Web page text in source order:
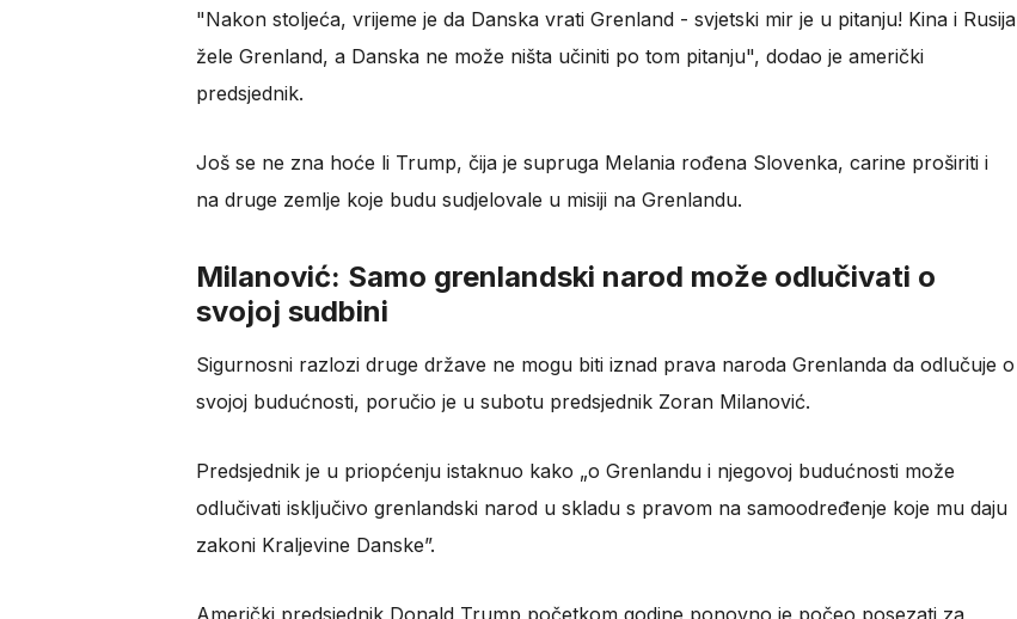
"Nakon stoljeća, vrijeme je da Danska vrati Grenland - svjetski mir je u pitanju! Kina i Rusija
žele Grenland, a Danska ne može ništa učiniti po tom pitanju", dodao je američki
predsjednik.
Još se ne zna hoće li Trump, čija je supruga Melania rođena Slovenka, carine proširiti i
na druge zemlje koje budu sudjelovale u misiji na Grenlandu.
Milanović: Samo grenlandski narod može odlučivati o
svojoj sudbini
Sigurnosni razlozi druge države ne mogu biti iznad prava naroda Grenlanda da odlučuje o
svojoj budućnosti, poručio je u subotu predsjednik Zoran Milanović.
Predsjednik je u priopćenju istaknuo kako „o Grenlandu i njegovoj budućnosti može
odlučivati isključivo grenlandski narod u skladu s pravom na samoodređenje koje mu daju
zakoni Kraljevine Danske”.
Američki predsjednik Donald Trump početkom godine ponovno je počeo posezati za